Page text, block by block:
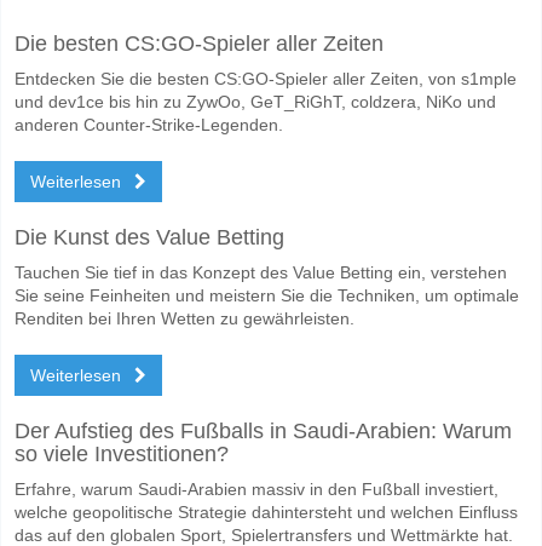
Das Spiel zwischen Kosovo v Andorra 07 June 2026 19:00.
Wer ist das Lieblingsteam, zwischen dem zu gewinnen
Kosovo für den Gewinner den Spiel, mit einer Wahrscheinlichkeit von
Werden beide Teams im Spiel punkten Kosovo v
Nein für Beide Teams Erzielen, mit einem Prozentsatz von 73%.
Wofür ist die richtige Ergebnisprognose Kosovo v
Auf der riskanten Seite, können Sie das Korrektes Ergebnis von
Die besten CS:GO-Spieler aller Zeiten
Entdecken Sie die besten CS:GO-Spieler aller Zeiten, von s1mple
und dev1ce bis hin zu ZywOo, GeT_RiGhT, coldzera, NiKo und
anderen Counter-Strike-Legenden.
Weiterlesen
Die Kunst des Value Betting
Tauchen Sie tief in das Konzept des Value Betting ein, verstehen
Sie seine Feinheiten und meistern Sie die Techniken, um optimale
Renditen bei Ihren Wetten zu gewährleisten.
Weiterlesen
Der Aufstieg des Fußballs in Saudi-Arabien: Warum
so viele Investitionen?
Erfahre, warum Saudi-Arabien massiv in den Fußball investiert,
welche geopolitische Strategie dahintersteht und welchen Einfluss
das auf den globalen Sport, Spielertransfers und Wettmärkte hat.